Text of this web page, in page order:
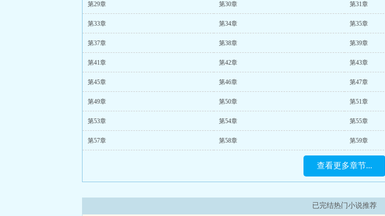
第29章 第30章 第31章
第33章 第34章 第35章
第37章 第38章 第39章
第41章 第42章 第43章
第45章 第46章 第47章
第49章 第50章 第51章
第53章 第54章 第55章
第57章 第58章 第59章
查看更多章节...
已完结热门小说推荐